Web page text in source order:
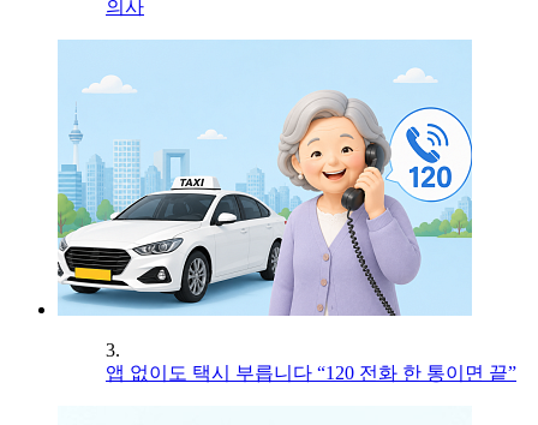
의사
3.
앱 없이도 택시 부릅니다 “120 전화 한 통이면 끝”